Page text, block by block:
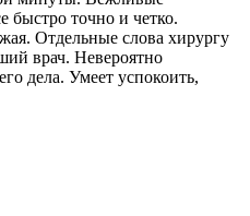
быстро точно и четко.
Отдельные слова хирургу
врач. Невероятно
дела. Умеет успокоить,